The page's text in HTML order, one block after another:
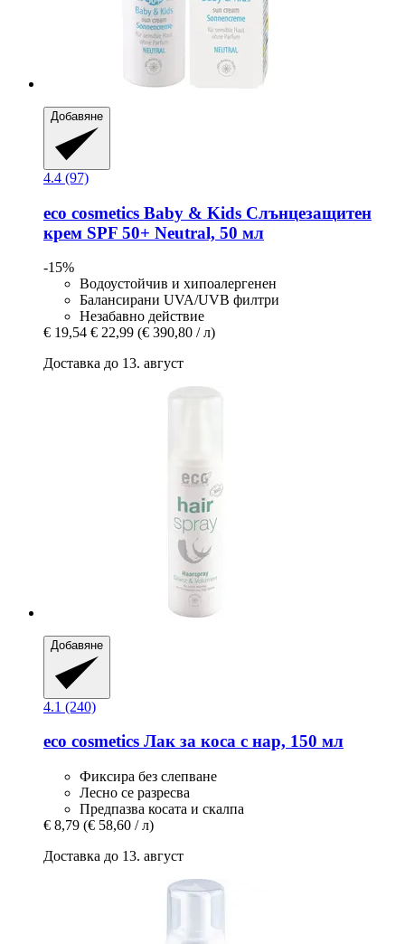
Добавяне
4.4 (97)
eco cosmetics Baby & Kids Слънцезащитен
крем SPF 50+ Neutral, 50 мл
-15%
Водоустойчив и хипоалергенен
Балансирани UVA/UVB филтри
Незабавно действие
€ 19,54 € 22,99 (€ 390,80 / л)
Доставка до 13. август
Добавяне
4.1 (240)
eco cosmetics Лак за коса с нар, 150 мл
Фиксира без слепване
Лесно се разресва
Предпазва косата и скалпа
€ 8,79 (€ 58,60 / л)
Доставка до 13. август